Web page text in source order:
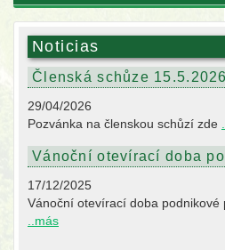
Noticias
Členská schůze 15.5.2026
29/04/2026
Pozvánka na členskou schůzí zde
Vánoční otevírací doba
17/12/2025
Vánoční otevírací doba podnikové
..más